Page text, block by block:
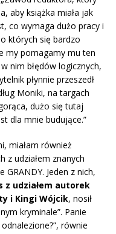
aby książka miała jak
co wymaga dużo pracy i
których się bardzo
my pomagamy mu ten
nim błędów logicznych,
płynnie przeszedł
Moniki, na targach
dużo się tutaj
dla mnie budujące.”
miałam również
z udziałem znanych
Jeden z nich,
z udziałem autorek
i Kingi Wójcik, nosił
kryminale”. Panie
równie